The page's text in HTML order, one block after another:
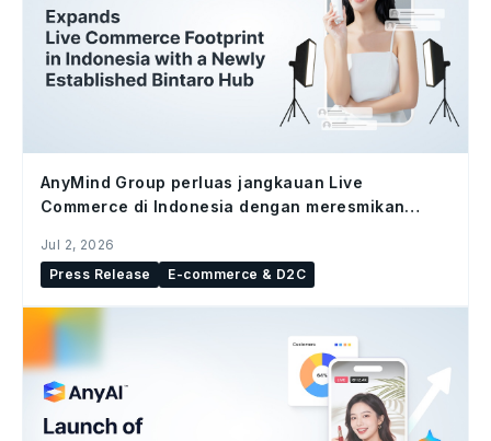
AnyMind Group perluas jangkauan Live
Commerce di Indonesia dengan meresmikan
Jul 2, 2026
Press Release
E-commerce & D2C